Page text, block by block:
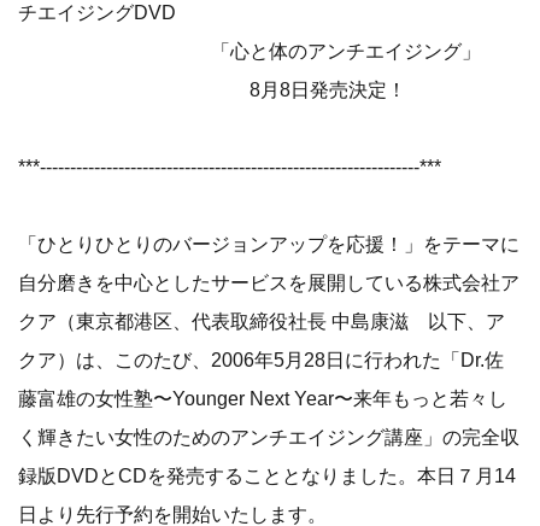
チエイジングDVD
「心と体のアンチエイジング」
8月8日発売決定！
***---------------------------------------------------------------***
「ひとりひとりのバージョンアップを応援！」をテーマに
自分磨きを中心としたサービスを展開している株式会社ア
クア（東京都港区、代表取締役社長 中島康滋 以下、ア
クア）は、このたび、2006年5月28日に行われた「Dr.佐
藤富雄の女性塾〜Younger Next Year〜来年もっと若々し
く輝きたい女性のためのアンチエイジング講座」の完全収
録版DVDとCDを発売することとなりました。本日７月14
日より先行予約を開始いたします。